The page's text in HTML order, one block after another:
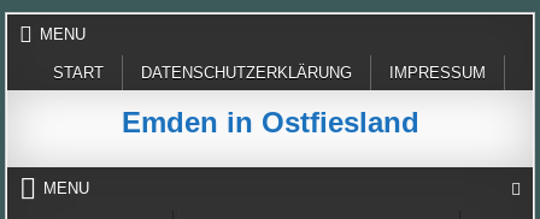
Skip
MENU
START DATENSCHUTZERKLÄRUNG IMPRESSUM
Emden in Ostfiesland
MENU